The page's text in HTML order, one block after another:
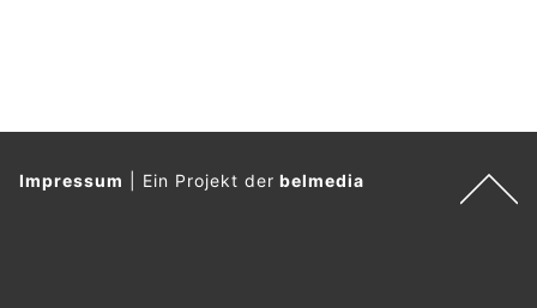
Impressum Ein Projekt derbelmedia